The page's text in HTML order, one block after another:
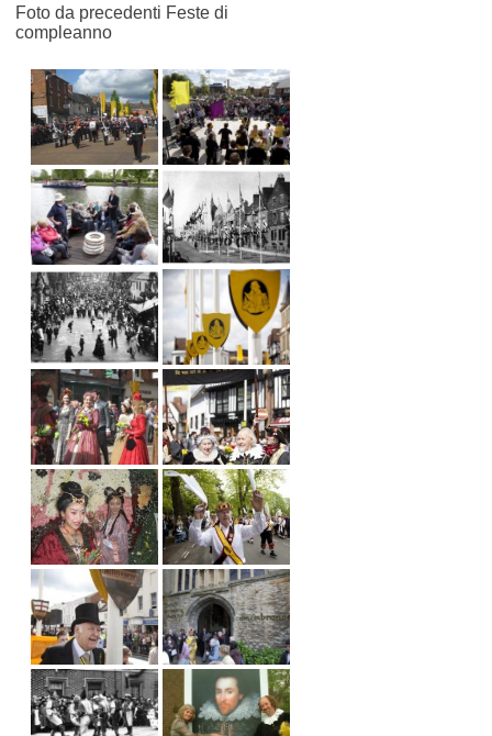
Foto da precedenti Feste di
compleanno